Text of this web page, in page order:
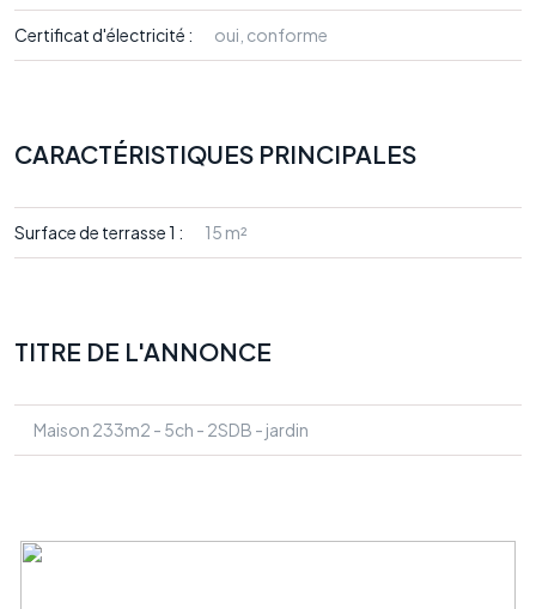
Certificat d'électricité : oui, conforme
CARACTÉRISTIQUES PRINCIPALES
Surface de terrasse 1 : 15 m²
TITRE DE L'ANNONCE
Maison 233m2 - 5ch - 2SDB - jardin